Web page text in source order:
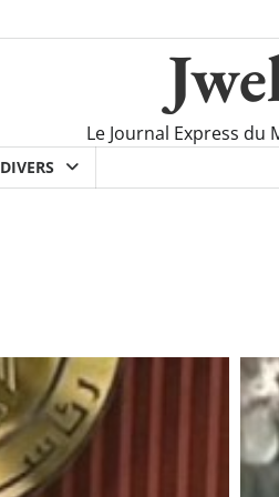
Le Journal Express du
DIVERS